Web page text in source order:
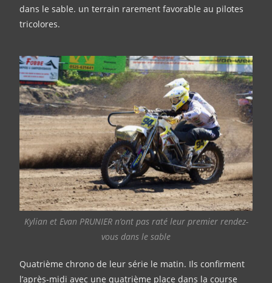
dans le sable. un terrain rarement favorable au pilotes
tricolores.
Kylian et Evan PRUNIER n’ont pas raté leur premier rendez-
vous dans le sable
Quatrième chrono de leur série le matin. Ils confirment
l’après-midi avec une quatrième place dans la course